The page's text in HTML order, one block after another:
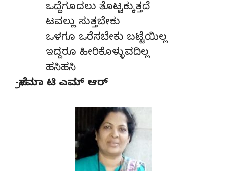
ಒದ್ದೆಗೂದಲು ತೊಟ್ಟಕ್ಕುತ್ತದೆ
ಟವಲ್ಲು ಸುತ್ತಬೇಕು
ಒಳಗೂ ಒರೆಸಬೇಕು ಬಟ್ಟೆಯಿಲ್ಲ
ಇದ್ದರೂ ಹೀರಿಕೊಳ್ಳುವದಿಲ್ಲ
ಹಸಿಹಸಿ
-ಪ್ರೇಮಾ ಟಿ ಎಮ್ ಆರ್